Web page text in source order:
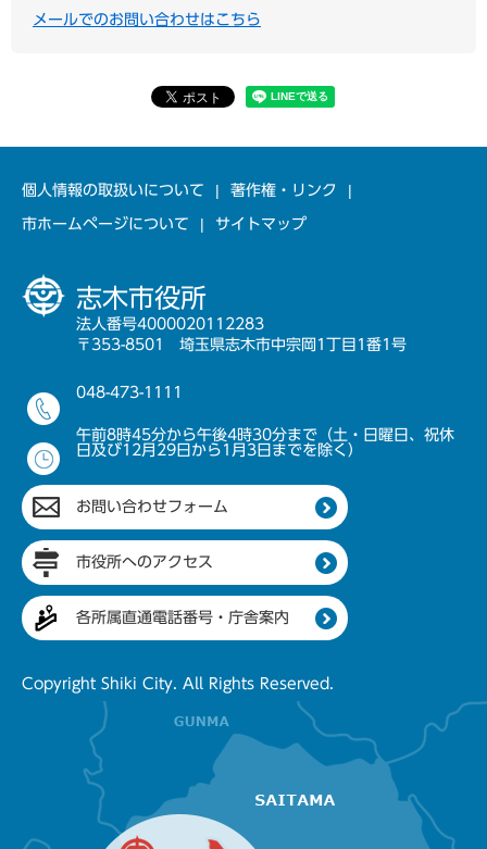
メールでのお問い合わせはこちら
個人情報の取扱いについて 著作権・リンク
市ホームページについて サイトマップ
志木市役所
法人番号4000020112283
〒353-8501 埼玉県志木市中宗岡1丁目1番1号
048-473-1111
午前8時45分から午後4時30分まで（土・日曜日、祝休
日及び12月29日から1月3日までを除く）
お問い合わせフォーム
市役所へのアクセス
各所属直通電話番号・庁舎案内
Copyright Shiki City. All Rights Reserved.